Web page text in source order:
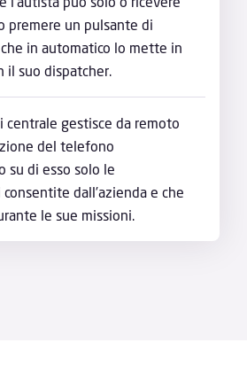
premere un pulsante di
in automatico lo mette in
il suo dispatcher.
centrale gestisce da remoto
del telefono
su di esso solo le
dall’azienda e che
le sue missioni.